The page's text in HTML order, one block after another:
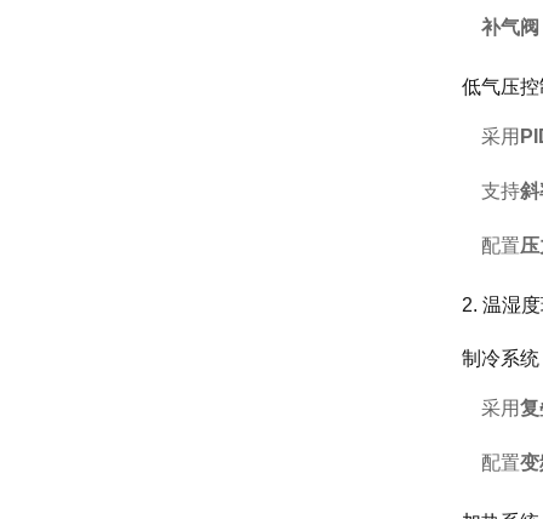
补气阀
低气压
采用
支持斜
配置
2. 温湿
制冷系统
采用复
配置变